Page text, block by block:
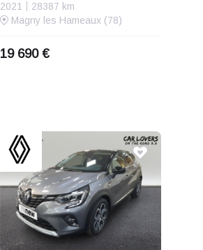
2021
28387 km
Magny les Hameaux (78)
19 690 €